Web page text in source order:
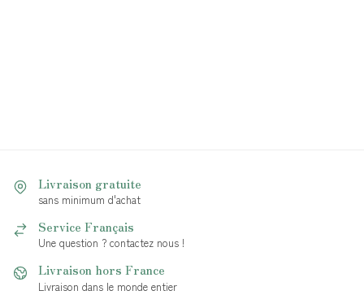
Livraison gratuite
sans minimum d'achat
Service Français
Une question ? contactez nous !
Livraison hors France
Livraison dans le monde entier